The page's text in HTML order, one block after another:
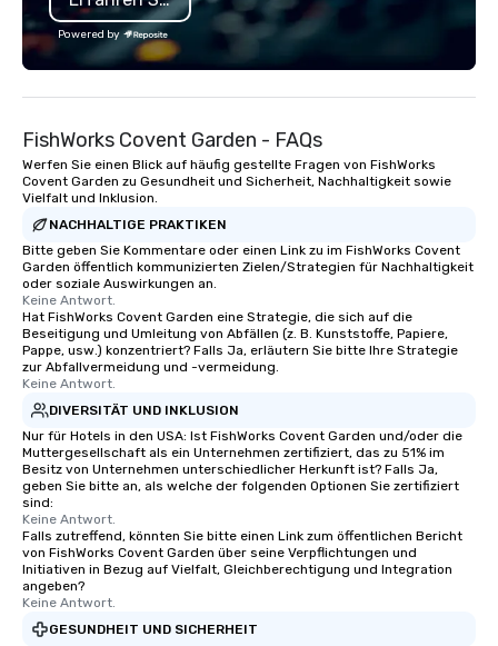
Powered by
FishWorks Covent Garden - FAQs
Werfen Sie einen Blick auf häufig gestellte Fragen von FishWorks
Covent Garden zu Gesundheit und Sicherheit, Nachhaltigkeit sowie
Vielfalt und Inklusion.
NACHHALTIGE PRAKTIKEN
Bitte geben Sie Kommentare oder einen Link zu im FishWorks Covent
Garden öffentlich kommunizierten Zielen/Strategien für Nachhaltigkeit
oder soziale Auswirkungen an.
Keine Antwort.
Hat FishWorks Covent Garden eine Strategie, die sich auf die
Beseitigung und Umleitung von Abfällen (z. B. Kunststoffe, Papiere,
Pappe, usw.) konzentriert? Falls Ja, erläutern Sie bitte Ihre Strategie
zur Abfallvermeidung und -vermeidung.
Keine Antwort.
DIVERSITÄT UND INKLUSION
Nur für Hotels in den USA: Ist FishWorks Covent Garden und/oder die
Muttergesellschaft als ein Unternehmen zertifiziert, das zu 51% im
Besitz von Unternehmen unterschiedlicher Herkunft ist? Falls Ja,
geben Sie bitte an, als welche der folgenden Optionen Sie zertifiziert
sind:
Keine Antwort.
Falls zutreffend, könnten Sie bitte einen Link zum öffentlichen Bericht
von FishWorks Covent Garden über seine Verpflichtungen und
Initiativen in Bezug auf Vielfalt, Gleichberechtigung und Integration
angeben?
Keine Antwort.
GESUNDHEIT UND SICHERHEIT